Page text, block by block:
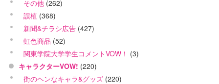
その他 (262)
誤植 (368)
新聞&チラシ広告 (427)
虹色商品 (52)
関東学院大学学生コメントVOW！ (3)
キャラクターVOW! (220)
街のヘンなキャラ&グッズ (220)